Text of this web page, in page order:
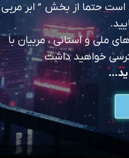
است حتما از بخش ” ابر مربی
ملی و استانی ، مربیان با
خواهید داشت